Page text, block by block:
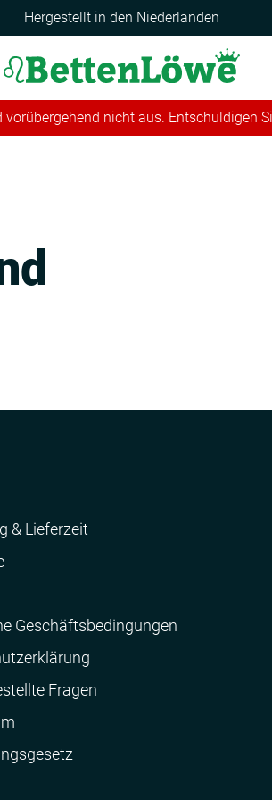
Hergestellt in den Niederlanden
nicht aus. Entschuldigen
& Lieferzeit
Geschäftsbedingungen
Fragen